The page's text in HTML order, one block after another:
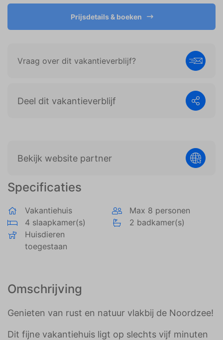
Specificaties
Vakantiehuis
Max 8 personen
4 slaapkamer(s)
2 badkamer(s)
Huisdieren
toegestaan
Omschrijving
Genieten van rust en natuur vlakbij de Noordzee!
Dit fijne vakantiehuis ligt op slechts vijf minuten
Prijsdetails & boeken
Vraag over dit vakantieverblijf?
Deel dit vakantieverblijf
Bekijk website partner
weergeven die zijn afgestemd op en relevant zijn
voor de individuele gebruiker. Deze advertenties